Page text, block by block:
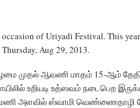
of Uriyadi Festival. This
Aug 29, 2013.
முதல் ஆவணி மாதம் 15-ஆம்
உறியடி உத்ஸவம் நடைபெற
மணி அளவில் ஸ்வாமி